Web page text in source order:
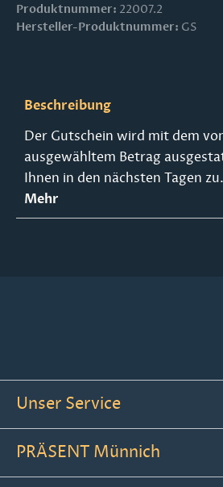
Produktnummer: 22007.2
Hersteller-Produktnummer: GS
Beschreibung
Der Gutschein wird mit dem
ausgewähltem Betrag
Ihnen in den nächsten Tagen
Mehr
Unser Service
PRÄSENT Münnich